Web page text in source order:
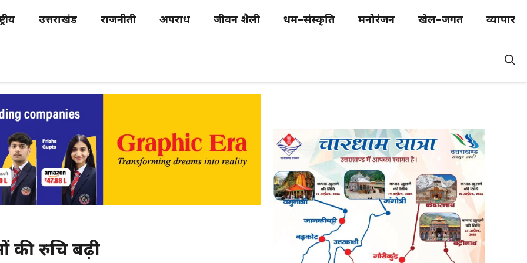
उत्तराखंड राजनीती अपराध जीवन शैली धर्म–संस्कृति मनोरंजन खेल–जगत व्यापार
की रुचि बढ़ी